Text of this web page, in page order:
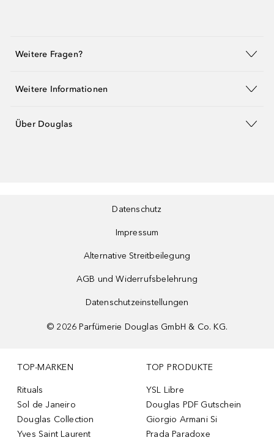
Weitere Fragen?
Weitere Informationen
Über Douglas
Datenschutz
Impressum
Alternative Streitbeilegung
AGB und Widerrufsbelehrung
Datenschutzeinstellungen
© 2026 Parfümerie Douglas GmbH & Co. KG.
TOP-MARKEN
Rituals
Sol de Janeiro
Douglas Collection
Yves Saint Laurent
TOP PRODUKTE
YSL Libre
Douglas PDF Gutschein
Giorgio Armani Si
Prada Paradoxe